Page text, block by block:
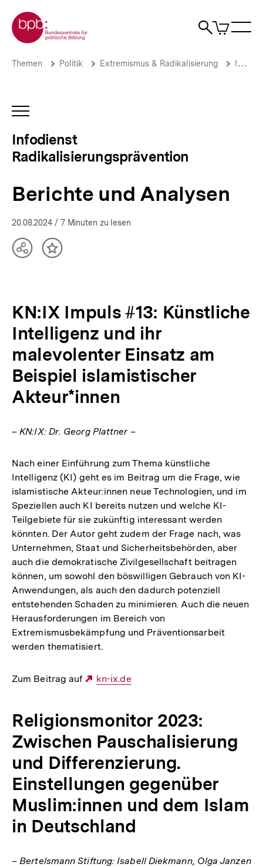
zum
Seiteninhalt
springen
Zur Startseite der bpb
Suche
Artikel
im
Berichte
Infodienst
Radikalisierungsprävention
bpb.de
Brotkrümelnavigation
Pfadnavigation
Themen Politik Extremismus & Radikalisierung
INHALTSNAVIGATION
Infodienst
Radikalisierungsprävention
Berichte und Analysen
20.08.2024 / 7 Minuten zu lesen
TeilenInhalt
KN:IX Impuls #13: Künstliche
Intelligenz und ihr
malevolenter Einsatz am
Beispiel islamistischer
Akteur*innen
– KN:IX: Dr. Georg Plattner –
Nach einer Einführung zum Thema künstliche
Intelligenz (KI) geht es im Beitrag um die Frage, wie
islamistische Akteur:innen neue Technologien, und im
Speziellen auch KI bereits nutzen und welche KI-
Teilgebiete für sie zukünftig interessant werden
könnten. Der Autor geht zudem der Frage nach, was
Unternehmen, Staat und Sicherheitsbehörden, aber
auch die demokratische Zivilgesellschaft beitragen
können, um sowohl den böswilligen Gebrauch von KI-
Anwendungen, als auch den dadurch potenziell
entstehenden Schaden zu minimieren. Auch die neuen
Herausforderungen im Bereich von
Extremismusbekämpfung und Präventionsarbeit
werden thematisiert.
Zum Beitrag auf
Externer
kn-ix.de
Religionsmonitor 2023:
Zwischen Pauschalisierung
und Differenzierung.
Einstellungen gegenüber
Muslim:innen und dem Islam
in Deutschland
– Bertelsmann Stiftung: Isabell Diekmann, Olga Janzen